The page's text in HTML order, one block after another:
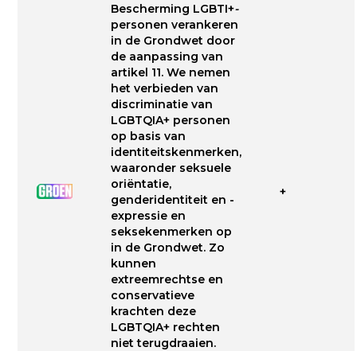
Bescherming LGBTI+-
personen verankeren
in de Grondwet door
de aanpassing van
artikel 11. We nemen
het verbieden van
discriminatie van
LGBTQIA+ personen
op basis van
identiteitskenmerken,
waaronder seksuele
oriëntatie,
genderidentiteit en -
expressie en
seksekenmerken op
in de Grondwet. Zo
kunnen
extreemrechtse en
conservatieve
krachten deze
LGBTQIA+ rechten
niet terugdraaien.
+